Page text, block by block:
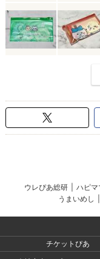
ウレぴあ総研 ハピ
うまいめし
チケットぴあ